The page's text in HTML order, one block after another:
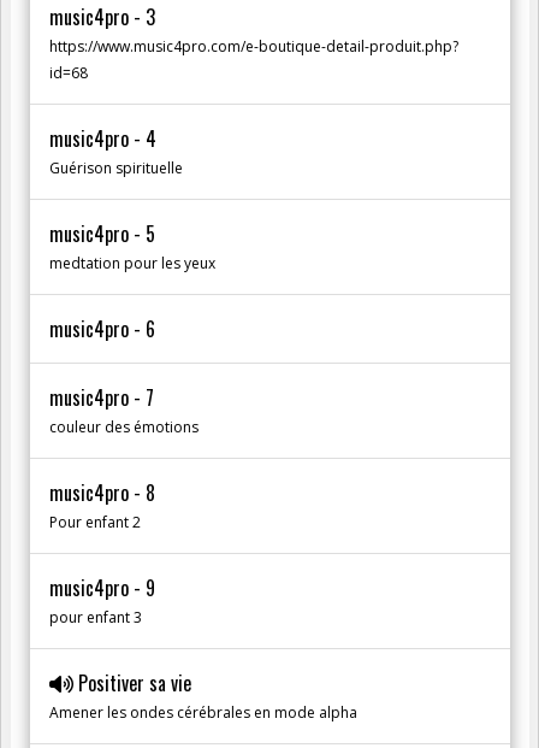
music4pro - 3
https://www.music4pro.com/e-boutique-detail-produit.php?
id=68
music4pro - 4
Guérison spirituelle
music4pro - 5
medtation pour les yeux
music4pro - 6
music4pro - 7
couleur des émotions
music4pro - 8
Pour enfant 2
music4pro - 9
pour enfant 3
Positiver sa vie
Amener les ondes cérébrales en mode alpha